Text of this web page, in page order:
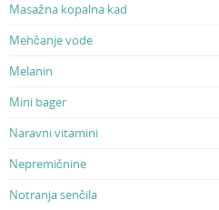
Masažna kopalna kad
Mehčanje vode
Melanin
Mini bager
Naravni vitamini
Nepremičnine
Notranja senčila